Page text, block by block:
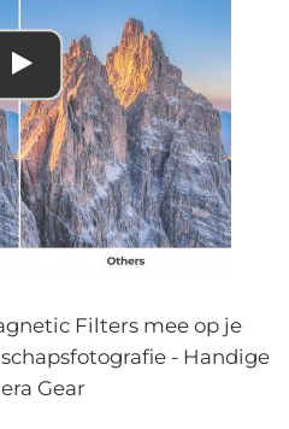
Filters mee op je
- Handige
Gear